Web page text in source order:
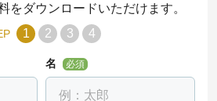
をダウンロードいただけます。
1 2 3 4
名 必須